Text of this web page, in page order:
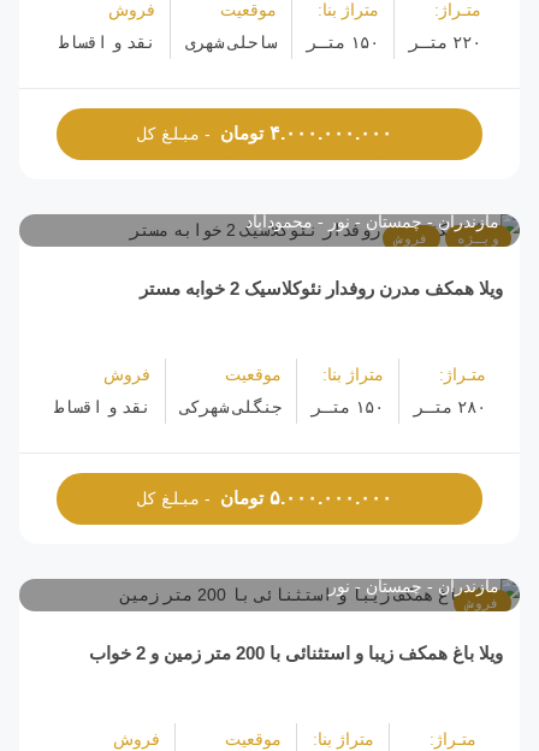
متـراژ:
۲۲۰ متـر
متراژ بنا:
۱۵۰ متـر
موقعیت
ساحلی شهری
فروش
نقد و اقساط
۴.۰۰۰.۰۰۰.۰۰۰ تومان - مبلغ کل
ویـژه فروش
مازندران چمستان نور محمودآباد
ویلا همکف مدرن روفدار نئوکلاسیک 2 خوابه مستر
متـراژ:
۲۸۰ متـر
متراژ بنا:
۱۵۰ متـر
موقعیت
جنگلی شهرکی
فروش
نقد و اقساط
۵.۰۰۰.۰۰۰.۰۰۰ تومان - مبلغ کل
فروش
مازندران چمستان نور
ویلا باغ همکف زیبا و استثنائی با 200 متر زمین و 2 خواب
متـراژ: متراژ بنا: موقعیت فروش